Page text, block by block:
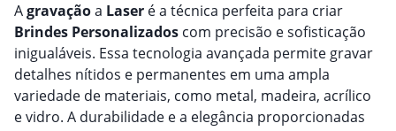
Agravaçãoa Laser é a técnica perfeita para criar
Brindes Personalizados com precisão e sofisticação
inigualáveis. Essa tecnologia avançada permite gravar
detalhes nítidos e permanentes em uma ampla
variedade de materiais, como metal, madeira, acrílico
e vidro. A durabilidade e a elegância proporcionadas